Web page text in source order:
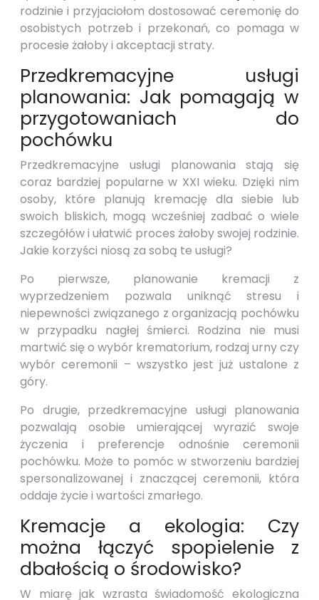
rodzinie i przyjaciołom dostosować ceremonię do
osobistych potrzeb i przekonań, co pomaga w
procesie żałoby i akceptacji straty.
Przedkremacyjne usługi
planowania: Jak pomagają w
przygotowaniach do
pochówku
Przedkremacyjne usługi planowania stają się
coraz bardziej popularne w XXI wieku. Dzięki nim
osoby, które planują kremację dla siebie lub
swoich bliskich, mogą wcześniej zadbać o wiele
szczegółów i ułatwić proces żałoby swojej rodzinie.
Jakie korzyści niosą za sobą te usługi?
Po pierwsze, planowanie kremacji z
wyprzedzeniem pozwala uniknąć stresu i
niepewności związanego z organizacją pochówku
w przypadku nagłej śmierci. Rodzina nie musi
martwić się o wybór krematorium, rodzaj urny czy
wybór ceremonii – wszystko jest już ustalone z
góry.
Po drugie, przedkremacyjne usługi planowania
pozwalają osobie umierającej wyrazić swoje
życzenia i preferencje odnośnie ceremonii
pochówku. Może to pomóc w stworzeniu bardziej
spersonalizowanej i znaczącej ceremonii, która
oddaje życie i wartości zmarłego.
Kremacje a ekologia: Czy
można łączyć spopielenie z
dbałością o środowisko?
W miarę jak wzrasta świadomość ekologiczna